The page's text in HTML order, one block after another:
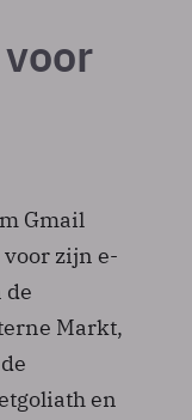
Gmail
zijn e-
de
Markt,
en